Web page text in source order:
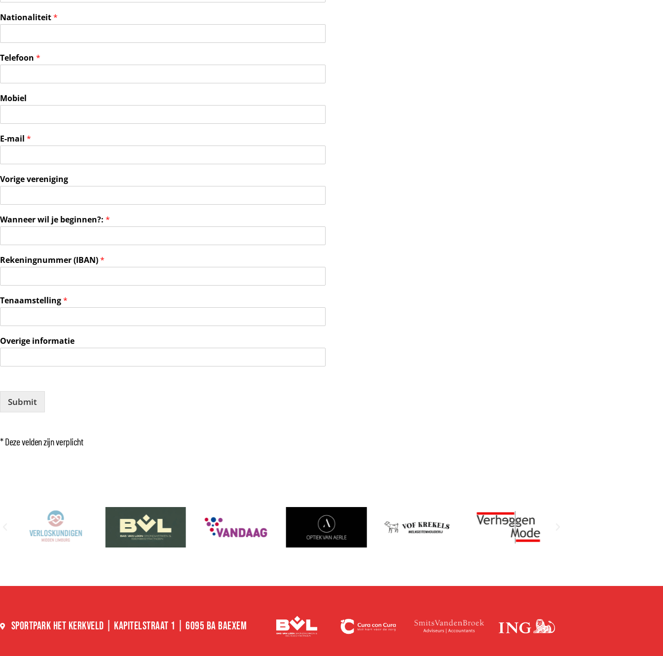
Nationaliteit*
Telefoon *
Mobiel
E-mail *
Vorige vereniging
Wanneer wil je beginnen?: *
Rekeningnummer (IBAN)*
Tenaamstelling*
Overige informatie
Submit
* Deze velden zijn verplicht
SPORTPARK HET KERKVELD | KAPITELSTRAAT 1 | 6095 BA BAEXEM